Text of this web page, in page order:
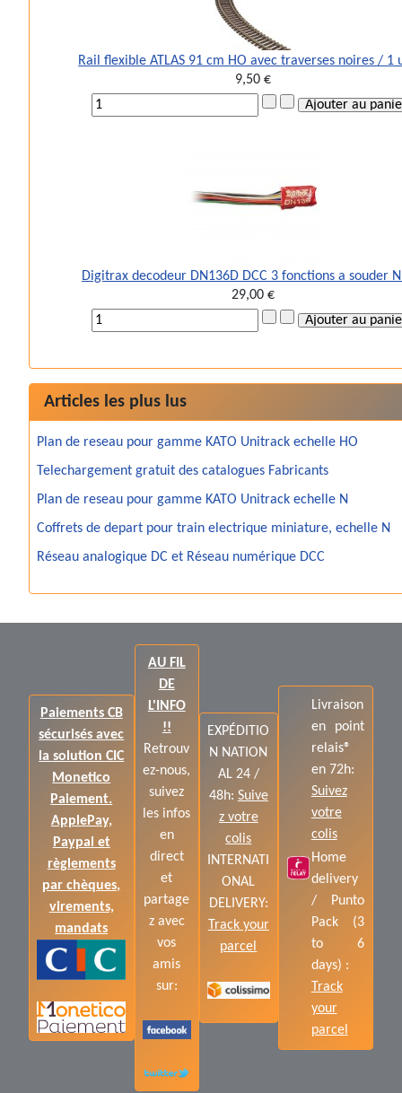
Rail flexible ATLAS 91 cm HO avec traverses noires / 1
9,50 €
Digitrax decodeur DN136D DCC 3 fonctions a souder
29,00 €
Articles les plus lus
Plan de reseau pour gamme KATO Unitrack echelle HO
Telechargement gratuit des catalogues Fabricants
Plan de reseau pour gamme KATO Unitrack echelle N
Coffrets de depart pour train electrique miniature, echelle N
Réseau analogique DC et Réseau numérique DCC
Paiements CB
sécurisés avec
la solution CIC
Monetico
Paiement.
ApplePay,
Paypal et
règlements
par chèques,
virements,
mandats
AU FIL
DE
L'INFO
!!
Retrouv
ez-nous,
suivez
les infos
en
direct
et
partage
z avec
vos
amis
sur:
EXPÉDITIO
N NATION
AL 24 /
48h: Suive
z votre
colis
INTERNATI
ONAL
DELIVERY:
Track your
parcel
Livraison
en point
relais®
en 72h:
Suivez
votre
colis
Home
delivery
/ Punto
Pack (3
to 6
days) :
Track
your
parcel